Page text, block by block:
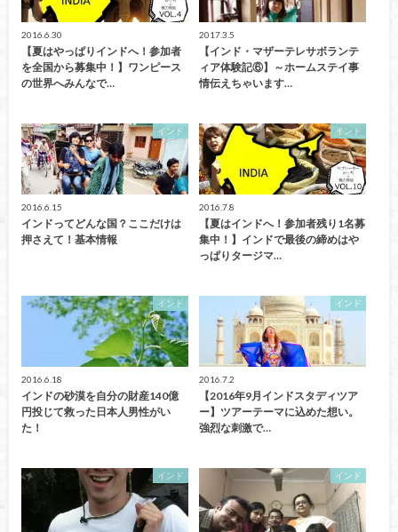
2016.6.30
【夏はやっぱりインドへ！参加者
を全国から募集中！】ワンピース
の世界へみんなで…
2017.3.5
【インド・マザーテレサボランテ
ィア体験記⑥】～ホームステイ事
情伝えちゃいます…
インド
2016.6.15
インドってどんな国？ここだけは
押さえて！基本情報
インド
2016.7.8
【夏はインドへ！参加者残り1名募
集中！】インドで最後の締めはや
っぱりタージマ…
インド
2016.6.18
インドの砂漠を自分の財産140億
円投じて救った日本人男性がい
た！
インド
2016.7.2
【2016年9月インドスタディツア
ー】ツアーテーマに込めた想い。
強烈な刺激で…
インド インド